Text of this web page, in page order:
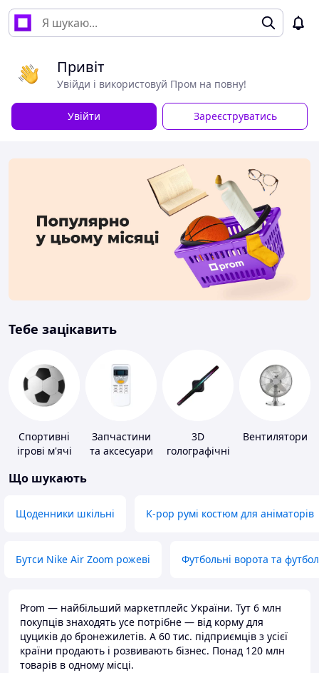
Привіт
Увійди і використовуй Пром на повну!
Увійти Зареєструватись
Тебе зацікавить
Спортивні
ігрові м'ячі
Запчастини
та аксесуари
кондиціонерів
3D
голографічні
Вентилятори
Що шукають
Щоденники шкільні K-pop румі костюм для аніматорів
Бутси Nike Air Zoom рожеві Футбольні ворота та
Prom — найбільший маркетплейс України. Тут 6 млн
покупців знаходять усе потрібне — від корму для
цуциків до бронежилетів. А 60 тис. підприємців з усієї
країни продають і розвивають бізнес. Понад 120 млн
товарів в одному місці.